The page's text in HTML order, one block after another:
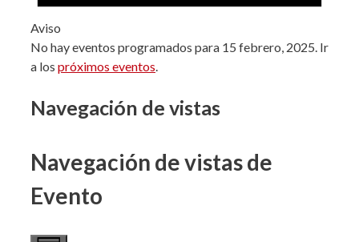
Aviso
No hay eventos programados para 15 febrero, 2025. Ir
a los próximos eventos.
Navegación de vistas
Navegación de vistas de
Evento